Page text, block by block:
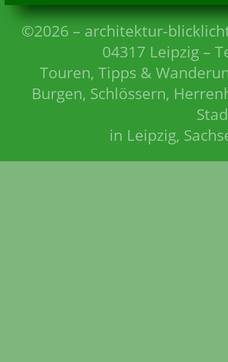
©2026 – architektur-
04317 Leipzig –
Touren, Tipps &
Burgen, Schlössern,
in Leipzig,